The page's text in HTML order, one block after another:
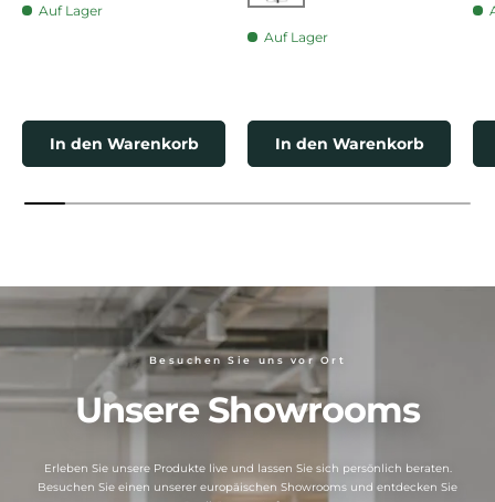
Auf Lager
In den Warenkorb
Schwarz
Auf Lager
In den Warenkorb
Besuchen Sie uns vor Ort
Unsere Showrooms
Erleben Sie unsere Produkte live und lassen Sie sich persönlich beraten.
Besuchen Sie einen unserer europäischen Showrooms und entdecken Sie